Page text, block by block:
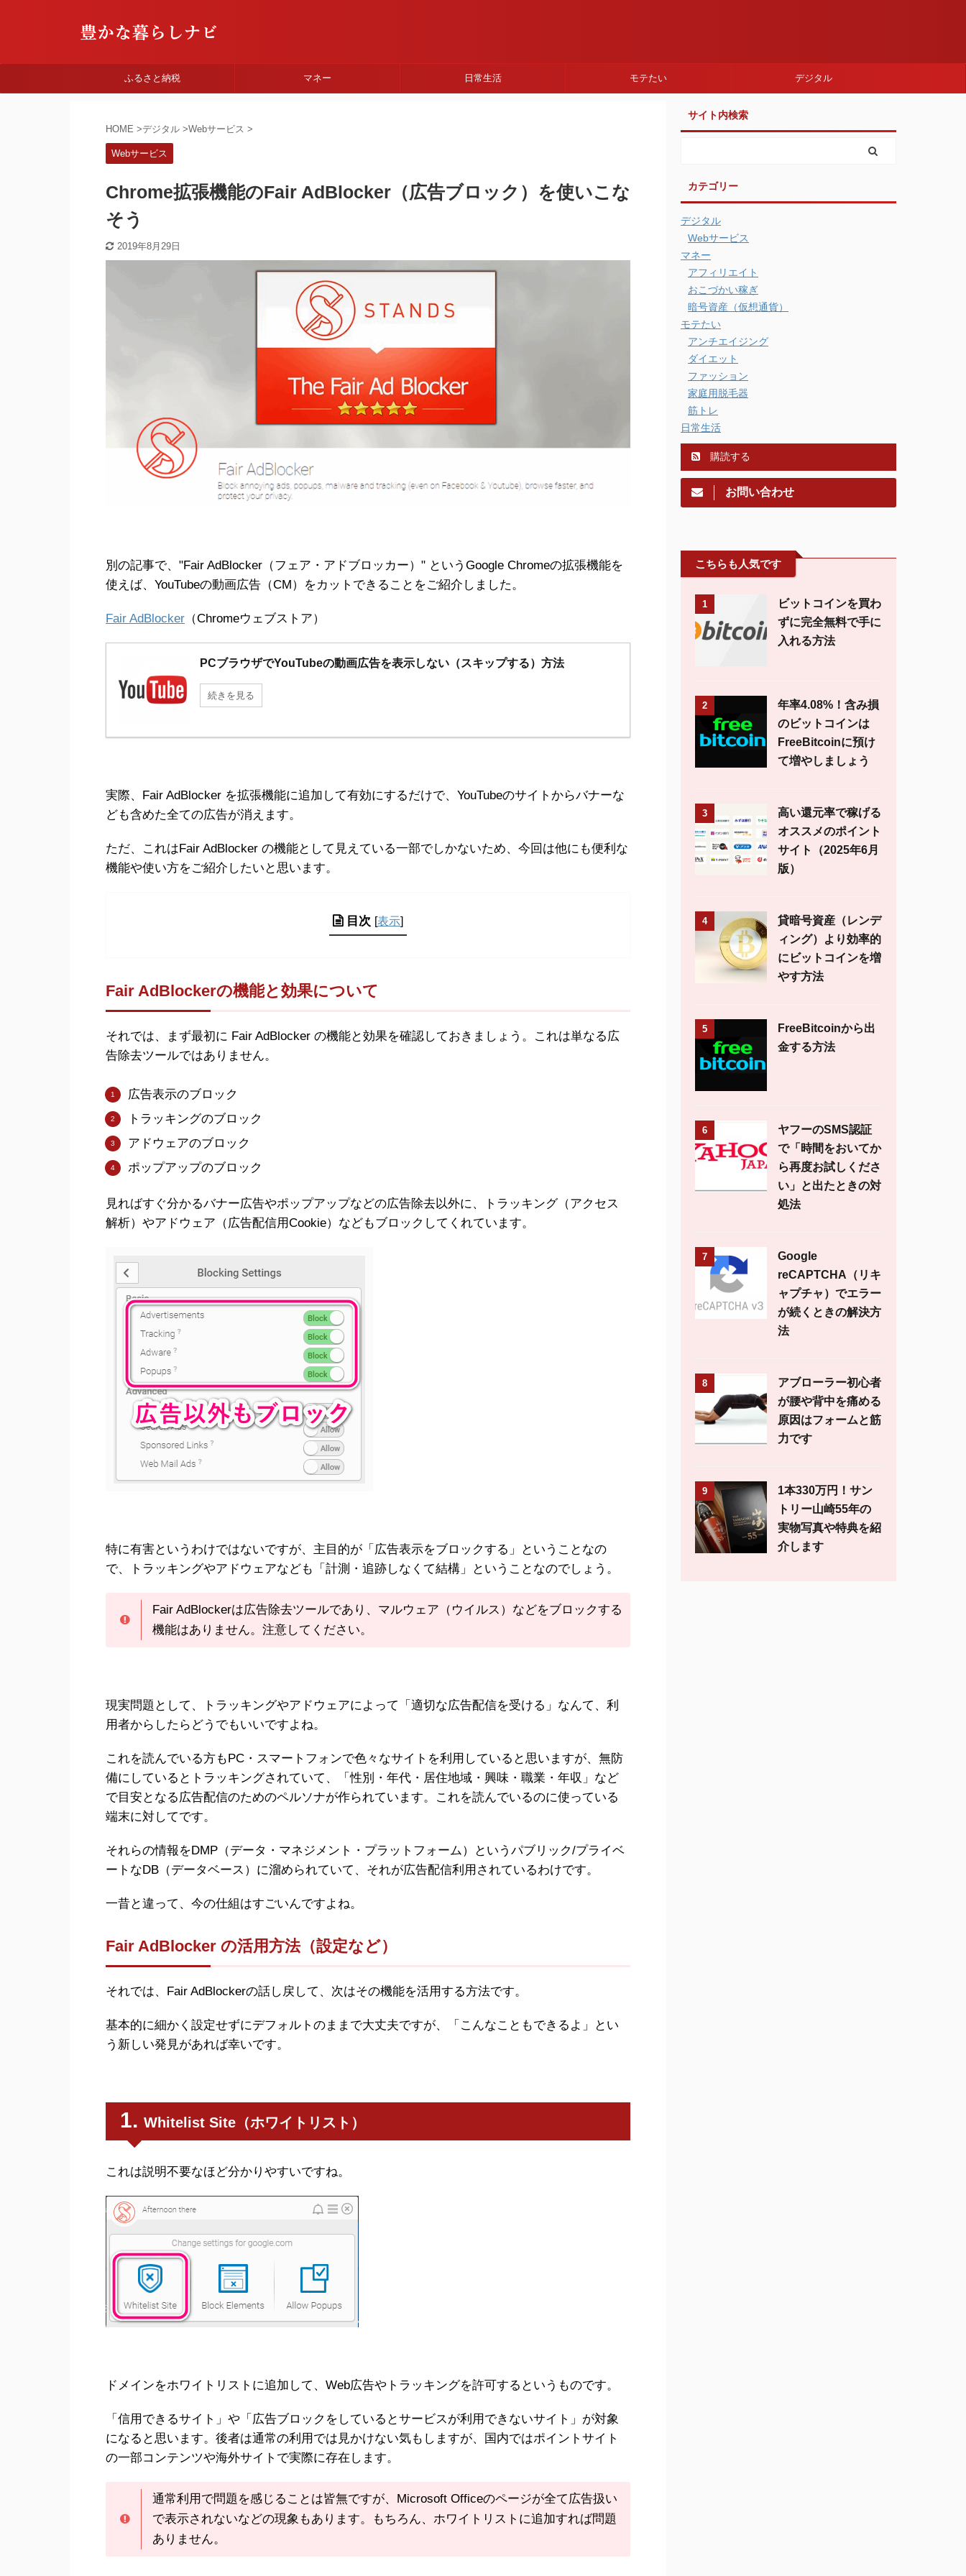
ふるさと納税 マネー 日常生活 モテたい デジタル
HOME >デジタル >Webサービス >
Webサービス
Chrome拡張機能のFair AdBlocker（広告ブロック）を使いこな
そう
2019年8月29日
別の記事で、"Fair AdBlocker（フェア・アドブロッカー）" というGoogle Chromeの拡張機能を
使えば、YouTubeの動画広告（CM）をカットできることをご紹介しました。
Fair AdBlocker （Chromeウェブストア）
PCブラウザでYouTubeの動画広告を表示しない（スキップする）方法
続きを見る
実際、Fair AdBlocker を拡張機能に追加して有効にするだけで、YouTubeのサイトからバナーな
ども含めた全ての広告が消えます。
ただ、これはFair AdBlocker の機能として見えている一部でしかないため、今回は他にも便利な
機能や使い方をご紹介したいと思います。
目次 [表示]
Fair AdBlockerの機能と効果について
それでは、まず最初に Fair AdBlocker の機能と効果を確認しておきましょう。これは単なる広
告除去ツールではありません。
広告表示のブロック
トラッキングのブロック
アドウェアのブロック
ポップアップのブロック
見ればすぐ分かるバナー広告やポップアップなどの広告除去以外に、トラッキング（アクセス
解析）やアドウェア（広告配信用Cookie）などもブロックしてくれています。
特に有害というわけではないですが、主目的が「広告表示をブロックする」ということなの
で、トラッキングやアドウェアなども「計測・追跡しなくて結構」ということなのでしょう。
Fair AdBlockerは広告除去ツールであり、マルウェア（ウイルス）などをブロックする
機能はありません。注意してください。
現実問題として、トラッキングやアドウェアによって「適切な広告配信を受ける」なんて、利
用者からしたらどうでもいいですよね。
これを読んでいる方もPC・スマートフォンで色々なサイトを利用していると思いますが、無防
備にしているとトラッキングされていて、「性別・年代・居住地域・興味・職業・年収」など
で目安となる広告配信のためのペルソナが作られています。これを読んでいるのに使っている
端末に対してです。
それらの情報をDMP（データ・マネジメント・プラットフォーム）というパブリック/プライベ
ートなDB（データベース）に溜められていて、それが広告配信利用されているわけです。
一昔と違って、今の仕組はすごいんですよね。
Fair AdBlocker の活用方法（設定など）
それでは、Fair AdBlockerの話し戻して、次はその機能を活用する方法です。
基本的に細かく設定せずにデフォルトのままで大丈夫ですが、「こんなこともできるよ」とい
う新しい発見があれば幸いです。
Whitelist Site（ホワイトリスト）
これは説明不要なほど分かりやすいですね。
ドメインをホワイトリストに追加して、Web広告やトラッキングを許可するというものです。
「信用できるサイト」や「広告ブロックをしているとサービスが利用できないサイト」が対象
になると思います。後者は通常の利用では見かけない気もしますが、国内ではポイントサイト
の一部コンテンツや海外サイトで実際に存在します。
通常利用で問題を感じることは皆無ですが、Microsoft Officeのページが全て広告扱い
で表示されないなどの現象もあります。もちろん、ホワイトリストに追加すれば問題
ありません。
サイト内検索
カテゴリー
デジタル
Webサービス
マネー
アフィリエイト
おこづかい稼ぎ
暗号資産（仮想通貨）
モテたい
アンチエイジング
ダイエット
ファッション
家庭用脱毛器
筋トレ
日常生活
購読する
お問い合わせ
こちらも人気です
1
ビットコインを買わ
ずに完全無料で手に
入れる方法
2
年率4.08%！含み損
のビットコインは
FreeBitcoinに預け
て増やしましょう
3
高い還元率で稼げる
オススメのポイント
サイト（2025年6月
版）
4
貸暗号資産（レンデ
ィング）より効率的
にビットコインを増
やす方法
5
FreeBitcoinから出
金する方法
6
ヤフーのSMS認証
で「時間をおいてか
ら再度お試しくださ
い」と出たときの対
処法
7
Google
reCAPTCHA（リキ
ャプチャ）でエラー
が続くときの解決方
法
8
アブローラー初心者
が腰や背中を痛める
原因はフォームと筋
力です
9
1本330万円！サン
トリー山崎55年の
実物写真や特典を紹
介します